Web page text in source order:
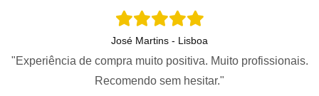
José Martins - Lisboa
"Experiência de compra muito positiva. Muito profissionais.
Recomendo sem hesitar."